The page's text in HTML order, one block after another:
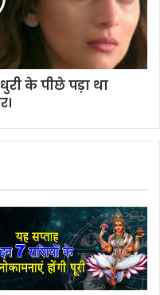
के पीछे पड़ा था